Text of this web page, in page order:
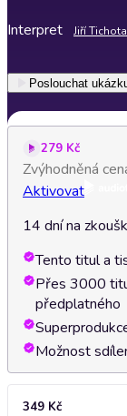
Interpret Jiří Tichota
Poslouchat
279 Kč
Zvýhodněná
Aktivovat
14 dní na
Tento titul a
Přes 3000
předplatného
Možnost
349 Kč